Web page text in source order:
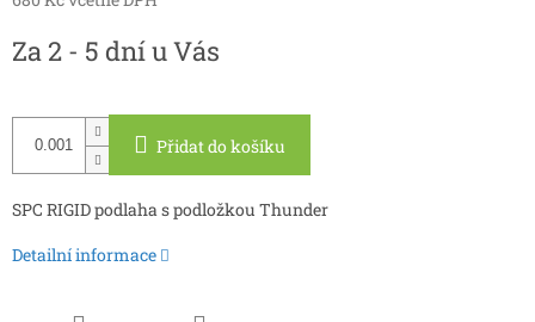
cena:
Za 2 - 5 dní u Vás
Přidat do košíku
SPC RIGID podlaha s podložkou Thunder
Detailní informace